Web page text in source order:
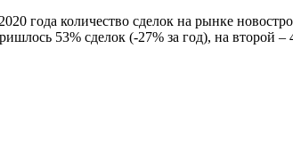
года количество сделок на рынке
53% сделок (-27% за год), на второй